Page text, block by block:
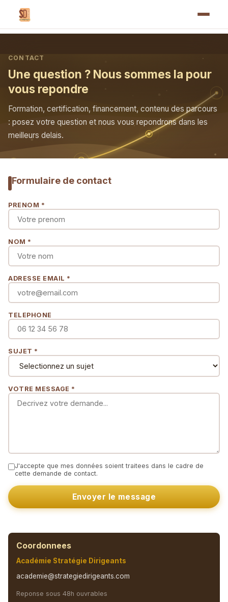
CONTACT
Une question ? Nous sommes la pour
vous repondre
Formation, certification, financement, contenu des parcours
: posez votre question et nous vous repondrons dans les
meilleurs delais.
Formulaire de contact
PRENOM *
NOM *
ADRESSE EMAIL *
TELEPHONE
SUJET *
VOTRE MESSAGE *
J'accepte que mes données soient traitees dans le cadre de
cette demande de contact.
Envoyer le message
Coordonnees
Académie Stratégie Dirigeants
academie@strategiedirigeants.com
Reponse sous 48h ouvrables